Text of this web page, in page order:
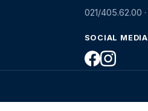
021/405.62.00 ·
SOCIAL MEDIA